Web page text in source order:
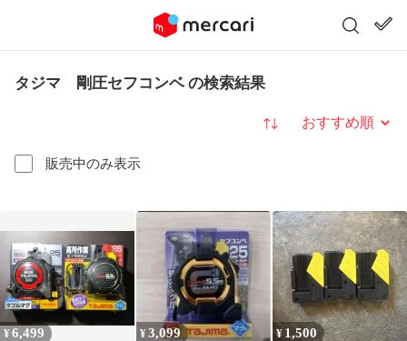
タジマ 剛圧セフコンベ の検索結果
販売中のみ表示
並び替え
¥6,499 ¥3,099 ¥ 1,500